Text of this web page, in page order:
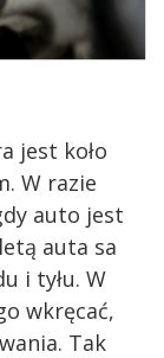
jest koło
W razie
auto jest
auta sa
i tyłu. W
wkręcać,
Tak